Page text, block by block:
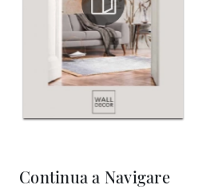
Continua a Navigare